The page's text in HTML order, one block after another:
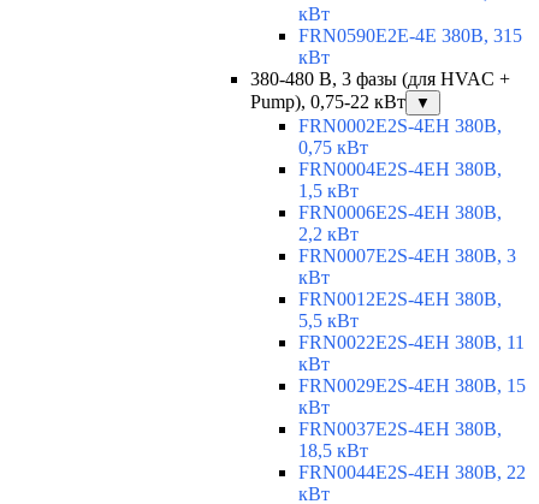
кВт
FRN0590E2E-4E 380В, 315
кВт
380-480 В, 3 фазы (для HVAC +
Pump), 0,75-22 кВт
▼
FRN0002E2S-4EH 380В,
0,75 кВт
FRN0004E2S-4EH 380В,
1,5 кВт
FRN0006E2S-4EH 380В,
2,2 кВт
FRN0007E2S-4EH 380В, 3
кВт
FRN0012E2S-4EH 380В,
5,5 кВт
FRN0022E2S-4EH 380В, 11
кВт
FRN0029E2S-4EH 380В, 15
кВт
FRN0037E2S-4EH 380В,
18,5 кВт
FRN0044E2S-4EH 380В, 22
кВт